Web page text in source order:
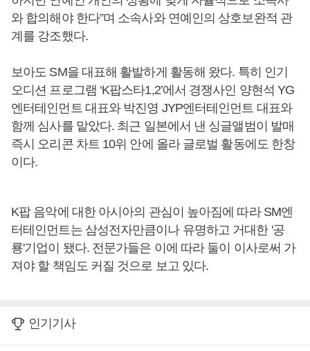
와 합의해야 한다”며 소속사와 연예인의 상호보완적 관
계를 강조했다.
보아도 SM을 대표해 활발하게 활동해 왔다. 특히 인기
오디션 프로그램 ‘K팝스타1,2’에서 경쟁사인 양현석 YG
엔터테인먼트 대표와 박진영 JYP엔터테인먼트 대표와
함께 심사를 맡았다. 최근 일본에서 낸 싱글앨범이 발매
즉시 오리콘 차트 10위 안에 올라 글로벌 활동에도 한창
이다.
K팝 음악에 대한 아시아의 관심이 높아짐에 따라 SM엔
터테인먼트는 삼성전자만큼이나 유명하고 거대한 '공
룡'기업이 됐다. 전문가들은 이에 따라 둘이 이사로써 가
져야 할 책임도 커질 것으로 보고 있다.
인기기사